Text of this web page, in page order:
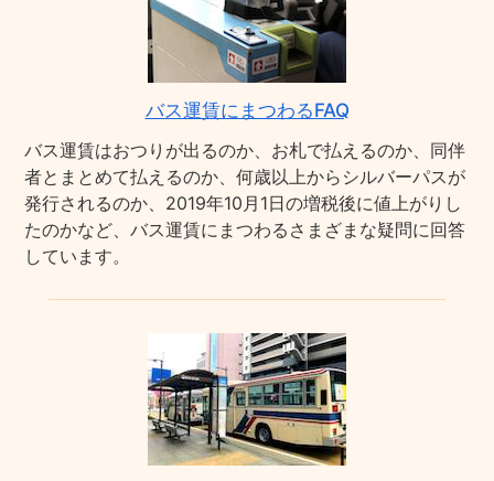
バス運賃にまつわるFAQ
バス運賃はおつりが出るのか、お札で払えるのか、同伴
者とまとめて払えるのか、何歳以上からシルバーパスが
発行されるのか、2019年10月1日の増税後に値上がりし
たのかなど、バス運賃にまつわるさまざまな疑問に回答
しています。